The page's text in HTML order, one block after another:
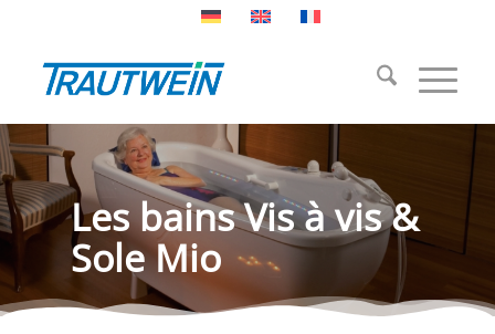
Les bains Vis à vis &
Sole Mio